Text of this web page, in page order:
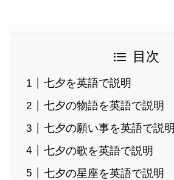
目次
七夕を英語で説明
七夕の物語を英語で説明
七夕の願い事を英語で説明
七夕の歌を英語で説明
七夕の星座を英語で説明